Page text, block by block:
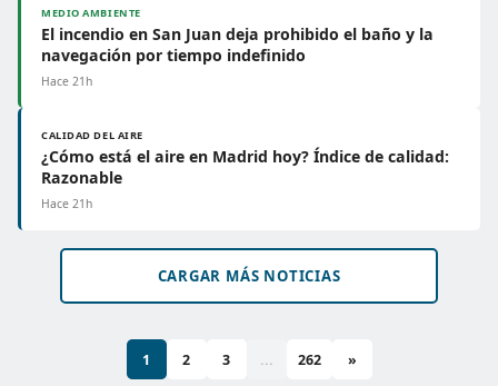
MEDIO AMBIENTE
El incendio en San Juan deja prohibido el baño y la
navegación por tiempo indefinido
Hace 21h
CALIDAD DEL AIRE
¿Cómo está el aire en Madrid hoy? Índice de calidad:
Razonable
Hace 21h
CARGAR MÁS NOTICIAS
1 2 3 ... 262 »